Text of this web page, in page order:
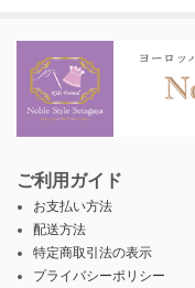
ご利用ガイド
お支払い方法
配送方法
特定商取引法の表示
プライバシーポリシー